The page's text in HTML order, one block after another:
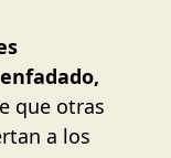
que otras
a los